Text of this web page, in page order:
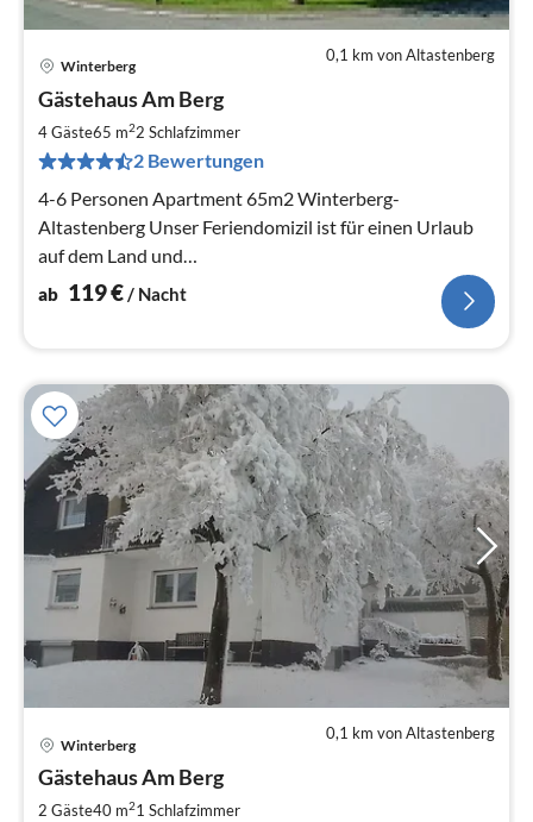
0,1 km von Altastenberg
Winterberg
Gästehaus Am Berg
4 Gäste65 m22 Schlafzimmer
2 Bewertungen
4-6 Personen Apartment 65m2 Winterberg-
Altastenberg Unser Feriendomizil ist für einen Urlaub
auf dem Land und
für Geschäftsreisende/Monteure geeignet
ab 119€/ Nacht
0,1 km von Altastenberg
Winterberg
Gästehaus Am Berg
2 Gäste40 m21 Schlafzimmer